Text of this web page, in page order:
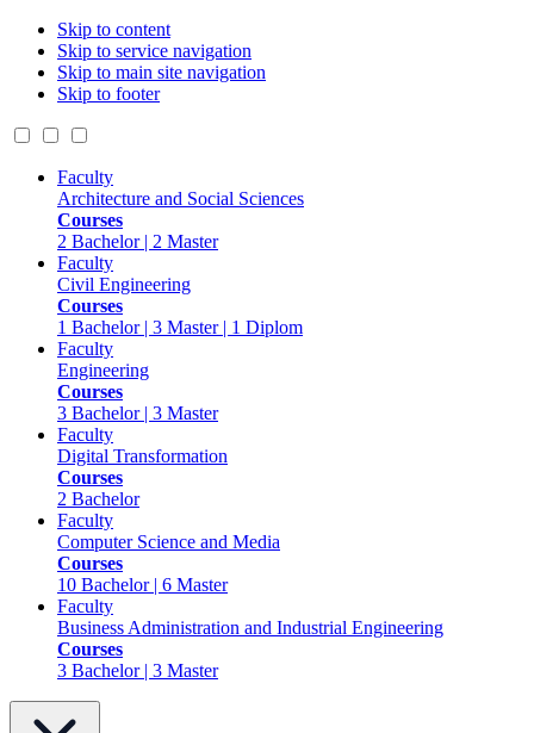
Skip to content
Skip to service navigation
Skip to main site navigation
Skip to footer
Faculty
Architecture and Social Sciences
Courses
2 Bachelor | 2 Master
Faculty
Civil Engineering
Courses
1 Bachelor | 3 Master | 1 Diplom
Faculty
Engineering
Courses
3 Bachelor | 3 Master
Faculty
Digital Transformation
Courses
2 Bachelor
Faculty
Computer Science and Media
Courses
10 Bachelor | 6 Master
Faculty
Business Administration and Industrial Engineering
Courses
3 Bachelor | 3 Master